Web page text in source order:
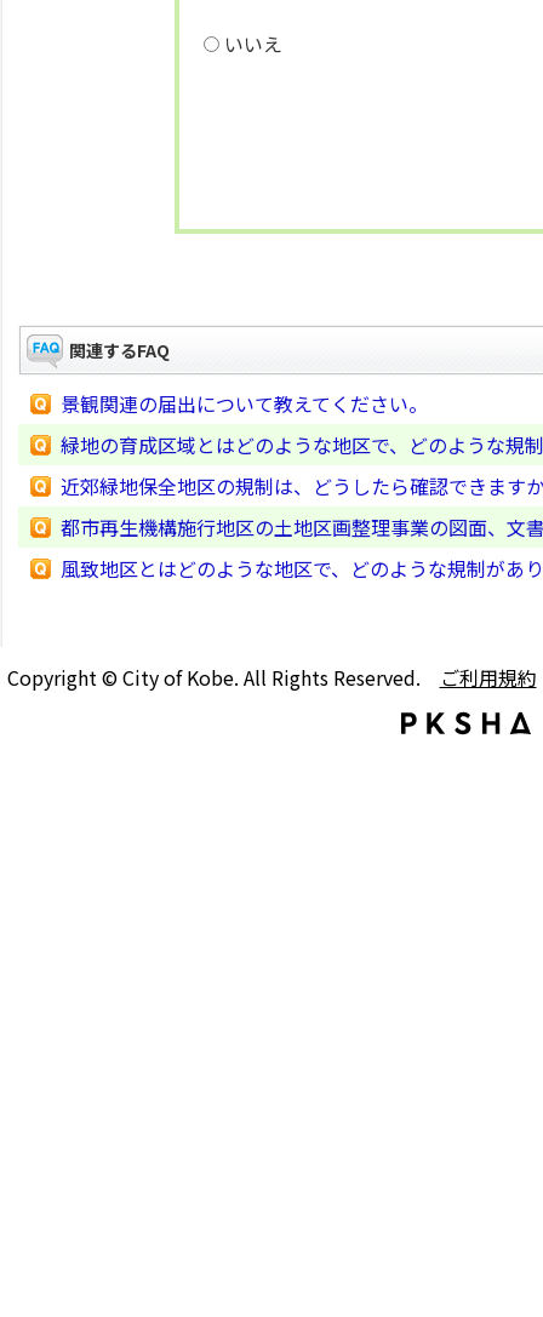
いいえ
関連するFAQ
景観関連の届出について教えてください。
緑地の育成区域とはどのような地区で、どのような規
近郊緑地保全地区の規制は、どうしたら確認できます
都市再生機構施行地区の土地区画整理事業の図面、文
風致地区とはどのような地区で、どのような規制があ
Copyright © City of Kobe. All Rights Reserved. ご利用規約